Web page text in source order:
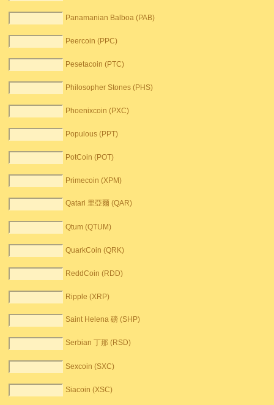
Panamanian Balboa (PAB)
Peercoin (PPC)
Pesetacoin (PTC)
Philosopher Stones (PHS)
Phoenixcoin (PXC)
Populous (PPT)
PotCoin (POT)
Primecoin (XPM)
Qatari 里亞爾 (QAR)
Qtum (QTUM)
QuarkCoin (QRK)
ReddCoin (RDD)
Ripple (XRP)
Saint Helena 磅 (SHP)
Serbian 丁那 (RSD)
Sexcoin (SXC)
Siacoin (XSC)